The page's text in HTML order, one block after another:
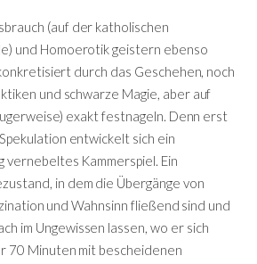
(auf der katholischen
und Homoerotik geistern ebenso
durch das Geschehen, noch
und schwarze Magie, aber auf
exakt festnageln. Denn erst
entwickelt sich ein
vernebeltes Kammerspiel. Ein
in dem die Übergänge von
und Wahnsinn fließend sind und
im Ungewissen lassen, wo er sich
70 Minuten mit bescheidenen